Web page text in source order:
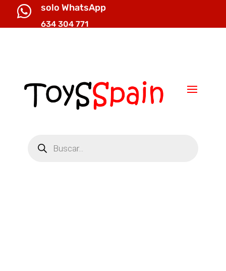
 solo WhatsApp
634 304 771
productos